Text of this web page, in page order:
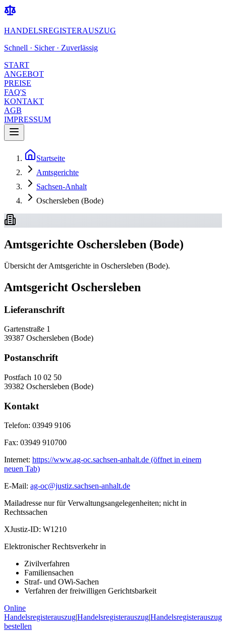
HANDELSREGISTERAUSZUG
Schnell · Sicher · Zuverlässig
START
ANGEBOT
PREISE
FAQ'S
KONTAKT
AGB
IMPRESSUM
Startseite
Amtsgerichte
Sachsen-Anhalt
Oschersleben (Bode)
Amtsgerichte Oschersleben (Bode)
Übersicht der Amtsgerichte in Oschersleben (Bode).
Amtsgericht Oschersleben
Lieferanschrift
Gartenstraße 1
39387 Oschersleben (Bode)
Postanschrift
Postfach 10 02 50
39382 Oschersleben (Bode)
Kontakt
Telefon: 03949 9106
Fax: 03949 910700
Internet: https://www.ag-oc.sachsen-anhalt.de (öffnet in einem
neuen Tab)
E-Mail: ag-oc@justiz.sachsen-anhalt.de
Mailadresse nur für Verwaltungsangelegenheiten; nicht in
Rechtssachen
XJustiz-ID: W1210
Elektronischer Rechtsverkehr in
Zivilverfahren
Familiensachen
Straf- und OWi-Sachen
Verfahren der freiwilligen Gerichtsbarkeit
Online
Handelsregisterauszug|Handelsregisterauszug|Handelsregisterauszug
bestellen